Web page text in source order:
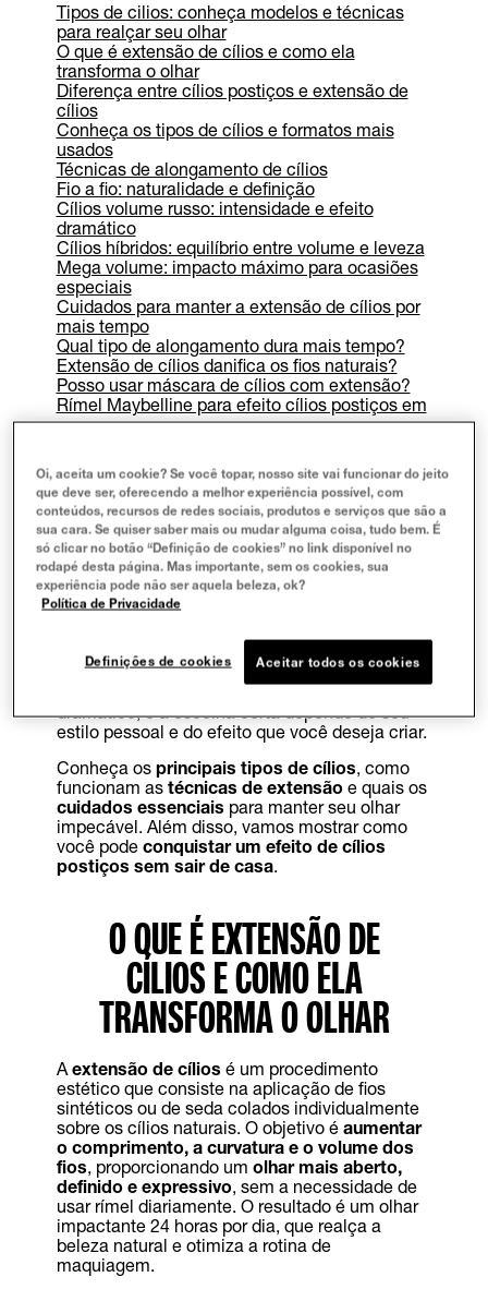
Tipos de cilios: conheça modelos e técnicas
para realçar seu olhar
O que é extensão de cílios e como ela
transforma o olhar
Diferença entre cílios postiços e extensão de
cílios
Conheça os tipos de cílios e formatos mais
usados
Técnicas de alongamento de cílios
Fio a fio: naturalidade e definição
Cílios volume russo: intensidade e efeito
dramático
Cílios híbridos: equilíbrio entre volume e leveza
Mega volume: impacto máximo para ocasiões
especiais
Cuidados para manter a extensão de cílios por
mais tempo
Qual tipo de alongamento dura mais tempo?
Extensão de cílios danifica os fios naturais?
Posso usar máscara de cílios com extensão?
Rímel Maybelline para efeito cílios postiços em
casa
a expressão e elevar a autoconfiança. Cílios
longos, curvados e volumosos são o desejo de
muitas pessoas, e astécnicas de
alongamentose tornaram uma das soluções
mais procuradas para alcançar esse resultado
de forma prática e duradoura.
Com tantas opções disponíveis, como
dúvidas sobre qual método escolher. Cada
técnica oferece um resultado diferente, que
pode ir do mais natural ao extremamente
dramático, e a escolha certa depende do seu
estilo pessoal e do efeito que você deseja criar.
Conheça os principais tipos de cílios, como
funcionam as técnicas de extensãoe quais os
cuidados essenciais para manter seu olhar
impecável. Além disso, vamos mostrar como
você pode conquistar um efeito de cílios
postiços sem sair de casa.
O QUE É EXTENSÃO DE
CÍLIOS E COMO ELA
TRANSFORMA O OLHAR
A extensão de cílios é um procedimento
estético que consiste na aplicação de fios
sintéticos ou de seda colados individualmente
sobre os cílios naturais. O objetivo é aumentar
o comprimento, a curvatura e o volume dos
fios, proporcionando um olhar mais aberto,
definido e expressivo, sem a necessidade de
usar rímel diariamente. O resultado é um olhar
impactante 24 horas por dia, que realça a
beleza natural e otimiza a rotina de
maquiagem.
Oi, aceita um cookie? Se você topar, nosso site vai funcionar do jeito
que deve ser, oferecendo a melhor experiência possível, com
conteúdos, recursos de redes sociais, produtos e serviços que são a
sua cara. Se quiser saber mais ou mudar alguma coisa, tudo bem. É
só clicar no botão “Definição de cookies” no link disponível no
rodapé desta página. Mas importante, sem os cookies, sua
experiência pode não ser aquela beleza, ok?
Política de Privacidade
Definições de cookies Aceitar todos os cookies